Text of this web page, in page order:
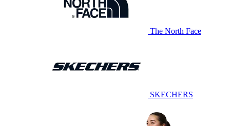
The North Face
SKECHERS